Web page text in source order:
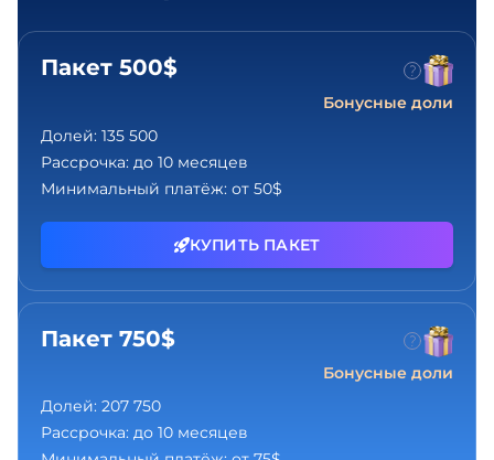
Пакет 500$
Бонусные доли
Долей: 135 500
Рассрочка: до 10 месяцев
Минимальный платёж: от 50$
КУПИТЬ ПАКЕТ
Пакет 750$
Бонусные доли
Долей: 207 750
Рассрочка: до 10 месяцев